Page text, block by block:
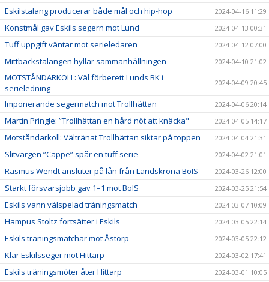
Eskilstalang producerar både mål och hip-hop 2024-04-16 11:29
Konstmål gav Eskils segern mot Lund 2024-04-13 00:31
Tuff uppgift väntar mot serieledaren 2024-04-12 07:00
Mittbackstalangen hyllar sammanhållningen 2024-04-10 21:02
MOTSTÅNDARKOLL: Väl förberett Lunds BK i
serieledning
2024-04-09 20:45
Imponerande segermatch mot Trollhättan 2024-04-06 20:14
Martin Pringle: ”Trollhättan en hård nöt att knäcka" 2024-04-05 14:17
Motståndarkoll: Vältränat Trollhättan siktar på toppen 2024-04-04 21:31
Slitvargen ”Cappe” spår en tuff serie 2024-04-02 21:01
Rasmus Wendt ansluter på lån från Landskrona BoIS 2024-03-26 12:00
Starkt försvarsjobb gav 1–1 mot BoIS 2024-03-25 21:54
Eskils vann välspelad träningsmatch 2024-03-07 10:09
Hampus Stoltz fortsätter i Eskils 2024-03-05 22:14
Eskils träningsmatchar mot Åstorp 2024-03-05 22:12
Klar Eskilsseger mot Hittarp 2024-03-02 17:41
Eskils träningsmöter åter Hittarp 2024-03-01 10:05